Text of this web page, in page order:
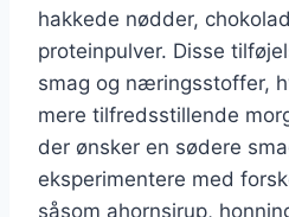
hakkede nødder,
proteinpulver. Disse
smag og næringsstoffer,
mere tilfredsstillende
der ønsker en sødere
eksperimentere med
såsom ahornsirup,